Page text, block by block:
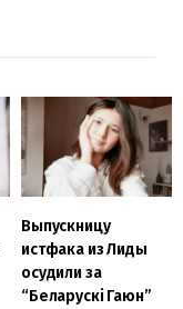
Выпускницу
истфака из Лиды
осудили за
“Беларускі Гаюн”